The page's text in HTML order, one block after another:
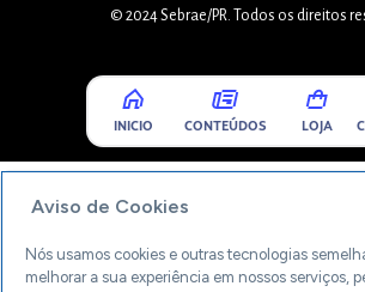
© 2024 Sebrae/PR. Todos os direitos
INICIO CONTEÚDOS LOJA
Aviso de Cookies
Nós usamos cookies e outras tecnologias
melhorar a sua experiência em nossos serviços,